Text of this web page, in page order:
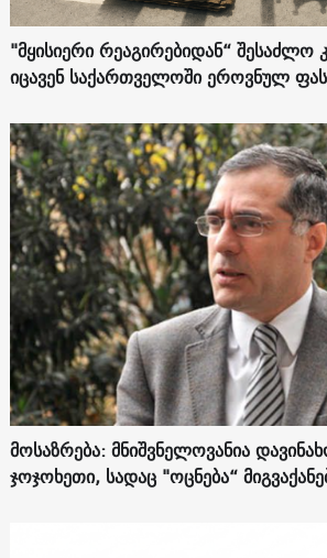
"მყისიერი რეაგირებიდან“ შესაძლო
იცავენ საქართველოში ეროვნულ
მოსაზრება: მნიშვნელოვანია
ჯოჯოხეთი, სადაც "ოცნება“